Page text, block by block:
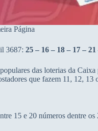
Página
3687: 25 – 16 – 18 – 17 –
das loterias da
que fazem 11, 12, 13
15 e 20 números dentre